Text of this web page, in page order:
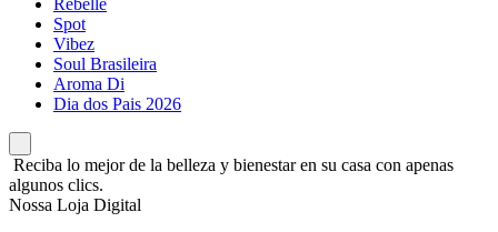
Rebelle
Spot
Vibez
Soul Brasileira
Aroma Di
Dia dos Pais 2026
Reciba lo mejor de la belleza y bienestar en su casa con apenas
algunos clics.
Nossa Loja Digital